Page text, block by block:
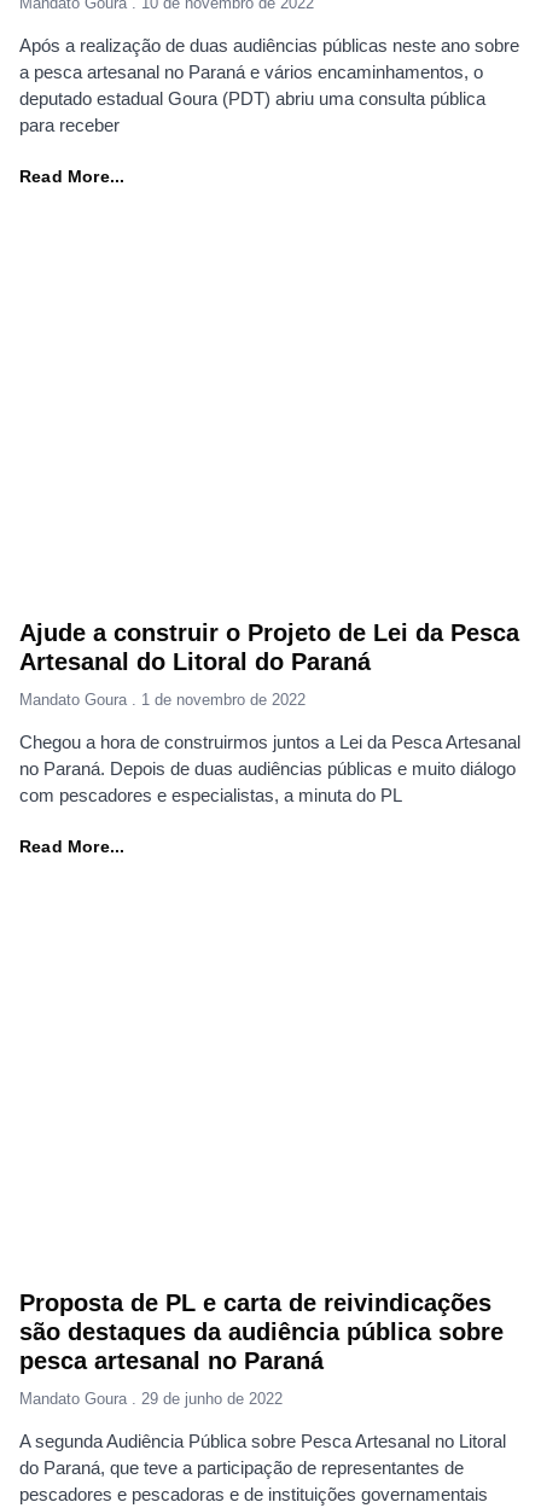
Após a realização de duas audiências públicas neste ano sobre
a pesca artesanal no Paraná e vários encaminhamentos, o
deputado estadual Goura (PDT) abriu uma consulta pública
para receber
Read More...
Ajude a construir o Projeto de Lei da Pesca
Artesanal do Litoral do Paraná
Mandato Goura 1 de novembro de 2022
Chegou a hora de construirmos juntos a Lei da Pesca Artesanal
no Paraná. Depois de duas audiências públicas e muito diálogo
com pescadores e especialistas, a minuta do PL
Read More...
Proposta de PL e carta de reivindicações
são destaques da audiência pública sobre
pesca artesanal no Paraná
Mandato Goura 29 de junho de 2022
A segunda Audiência Pública sobre Pesca Artesanal no Litoral
do Paraná, que teve a participação de representantes de
pescadores e pescadoras e de instituições governamentais